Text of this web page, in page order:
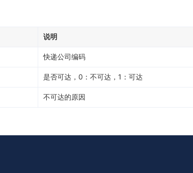
说明
快递公司编码
是否可达，0：不可达，1：可达
不可达的原因